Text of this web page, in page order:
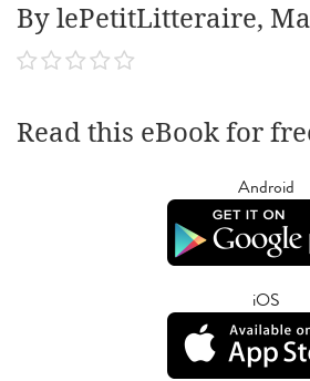
By lePetitLitteraire,
Read this eBook for
Android
iOS